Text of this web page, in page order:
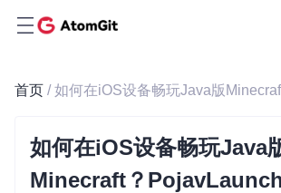
首页
如何在iOS设备畅玩Java
Minecraft？